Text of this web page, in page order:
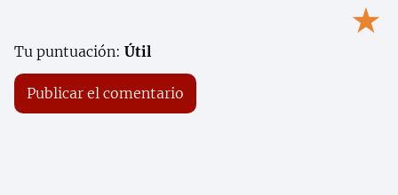
★
Tu puntuación: Útil